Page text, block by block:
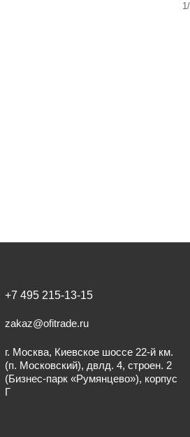
+7 495 215-13-15
zakaz@ofitrade.ru
г. Москва, Киевское шоссе 22-й км.
(п. Московский), двлд. 4, строен. 2
(Бизнес-парк «Румянцево»), корпус
Г